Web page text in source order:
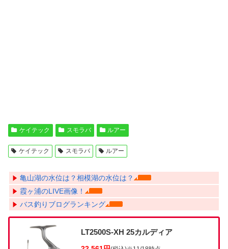
ケイテック スモラバ ルアー
ケイテック スモラバ ルアー
亀山湖の水位は？相模湖の水位は？
霞ヶ浦のLIVE画像！
バス釣りブログランキング
LT2500S-XH 25カルディア